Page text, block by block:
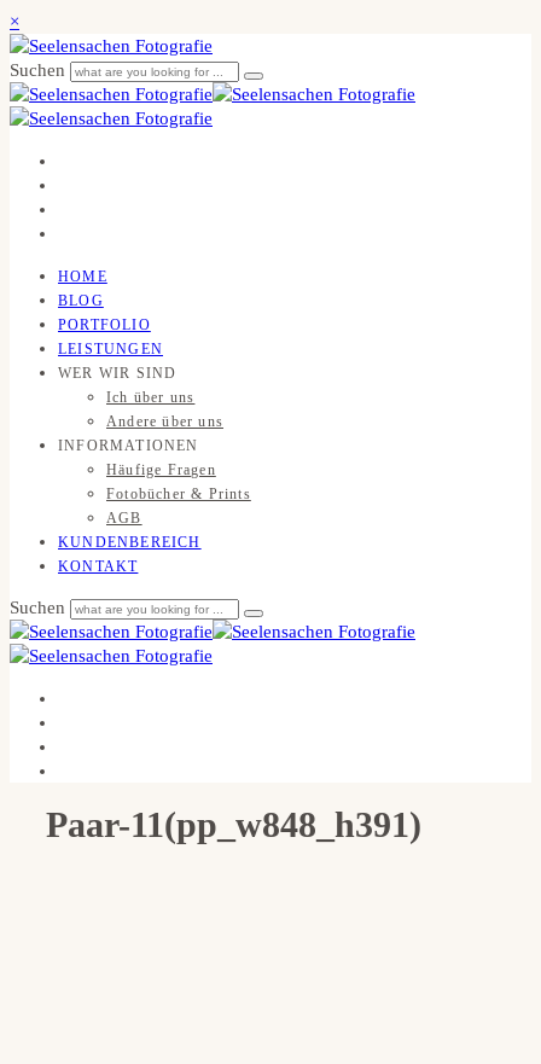
×
Suchen
HOME
BLOG
PORTFOLIO
LEISTUNGEN
WER WIR SIND
Ich über uns
Andere über uns
INFORMATIONEN
Häufige Fragen
Fotobücher & Prints
AGB
KUNDENBEREICH
KONTAKT
Suchen
Paar-11(pp_w848_h391)